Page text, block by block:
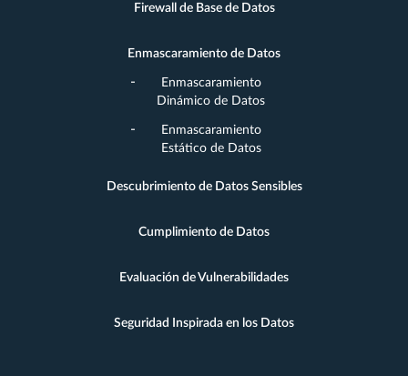
Firewall de Base de Datos
Enmascaramiento de Datos
Enmascaramiento
Dinámico de Datos
Enmascaramiento
Estático de Datos
Descubrimiento de Datos Sensibles
Cumplimiento de Datos
Evaluación de Vulnerabilidades
Seguridad Inspirada en los Datos